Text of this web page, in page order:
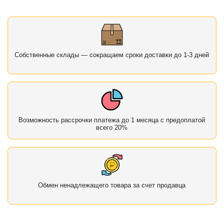
Собственные склады — сокращаем сроки доставки до 1-3 дней
Возможность рассрочки платежа до 1 месяца с предоплатой
всего 20%
Обмен ненадлежащего товара за счет продавца